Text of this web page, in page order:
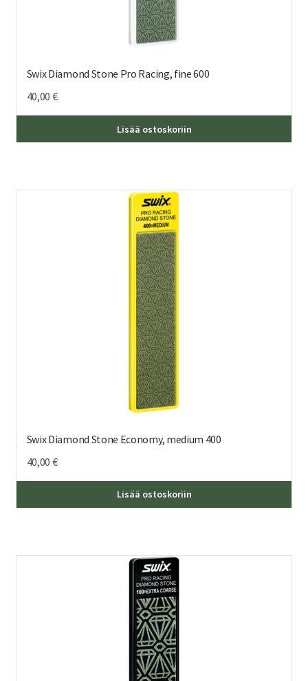
Swix Diamond Stone Pro Racing, fine 600
40,00 €
Lisää ostoskoriin
Swix Diamond Stone Economy, medium 400
40,00 €
Lisää ostoskoriin